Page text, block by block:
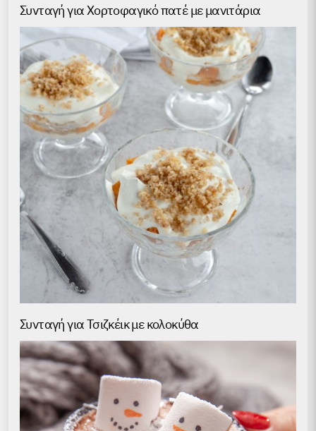
Συνταγή για Хορτοφαγικό πατέ με μανιτάρια
Συνταγή για Τσιζκέικ με κολοκύθα